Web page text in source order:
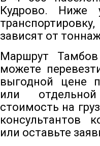
Кудрово. Ниже
зависят от
Маршрут
можете
выгодной цене
или
стоимость на
консультантов
или оставьте